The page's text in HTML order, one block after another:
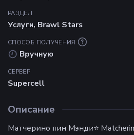
РАЗДЕЛ
Услуги,Brawl Stars
СПОСОБ ПОЛУЧЕНИЯ
Вручную
СЕРВЕР
Supercell
Описание
Матчерино пин Мэнди⭐